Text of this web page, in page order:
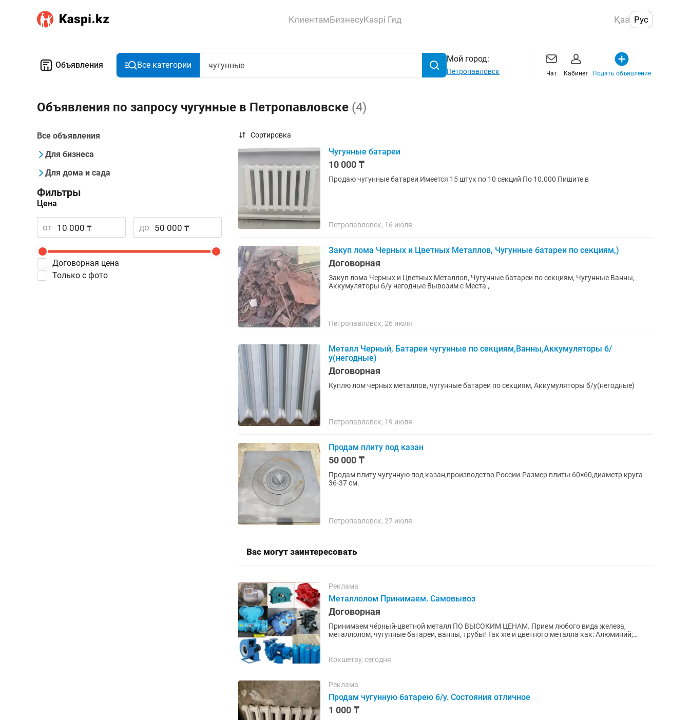
КлиентамБизнесуKaspi Гид Қаз Рус
Объявления Все категории
Мой город:
Петропавловск Чат Кабинет Подать объявление
Объявления по запросу чугунные в Петропавловске (4)
Все объявления
Для бизнеса
Для дома и сада
Фильтры
Цена
от до
Договорная цена
Только с фото
Сортировка
Чугунные батареи
10 000 ₸
Продаю чугунные батареи Имеется 15 штук по 10 секций По 10.000 Пишите в
Петропавловск, 16 июля
Закуп лома Черных и Цветных Металлов, Чугунные батареи по секциям,)
Договорная
Закуп лома Черных и Цветных Металлов, Чугунные батареи по секциям, Чугунные Ванны,
Аккумуляторы б/у негодные Вывозим с Места ,
Петропавловск, 26 июля
Металл Черный, Батареи чугунные по секциям,Ванны,Аккумуляторы б/
у(негодные)
Договорная
Куплю лом черных металлов, чугунные батареи по секциям, Аккумуляторы б/у(негодные)
Петропавловск, 19 июля
Продам плиту под казан
50 000 ₸
Продам плиту чугунную под казан,производство России.Размер плиты 60×60,диаметр круга
36-37 см.
Петропавловск, 27 июля
Вас могут заинтересовать
Реклама
Металлолом Принимаем. Самовывоз
Договорная
Принимаем чёрный-цветной металл ПО ВЫСОКИМ ЦЕНАМ. Прием любого вида железа,
металлолом, чугунные батареи, ванны, трубы! Так же и цветного металла как: Алюминий;
Кокшетау, сегодня
Реклама
Продам чугунную батарею б/у. Состояния отличное
1 000 ₸